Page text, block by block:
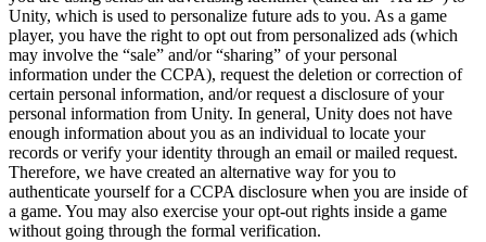
Unity, which is used to personalize future ads to you. As a game
player, you have the right to opt out from personalized ads (which
may involve the “sale” and/or “sharing” of your personal
information under the CCPA), request the deletion or correction of
certain personal information, and/or request a disclosure of your
personal information from Unity. In general, Unity does not have
enough information about you as an individual to locate your
records or verify your identity through an email or mailed request.
Therefore, we have created an alternative way for you to
authenticate yourself for a CCPA disclosure when you are inside of
a game. You may also exercise your opt-out rights inside a game
without going through the formal verification.